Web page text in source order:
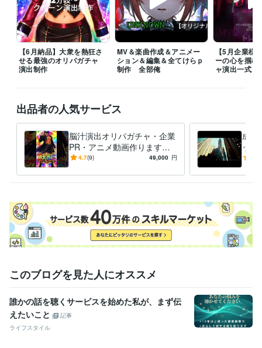
VBA:3年Next.js:1年 Node.js:1年Nuxt.js:2年Linux:5年shell:5年
Docker:3年Ubuntu:4年PostgreSQL:2年Git:5年GitLab:3年GitHub:4年
TypeScript:4年Windows Server:1年MySQL:1年
ビジネス・クリエイティブツール
BASE:4年Shopify:2年Google スプレッドシート:4年
Google ドキュメント:3年
Numbers:1年Pages:1年
CapCut:3年
Live2D:1年Excel:12年Google Analytics:10年Adobe Firefly:2年
STUDIO:2年iZotope RX:2年Melodyne:2年
Blender:1年
得意分野
IT相談・システム開発 GAS×スプシ×WebApp　制作
エージェント
構築GAS,N8N,Dify
企業店舗様向け完全オーダメイドツ
ール設計 専門用語なし　丸投げオーダメイド 業務設計図作成
動画編集・映像制作 オリジナル楽曲制作【納品実績5件】
売れる生
き残る皆に愛されるお店の作り方！ 素材なしでもOK、高純度な企業
PR動画
歌ってみたMIX【直近納品実績7件】 フルアニメーションM
V,PV作成 オリパガチャ、ガチャ演出設計～映像制作
語学力
【6月納品】大衆を熱狂さ
せる最強のオリパガチャ
演出制作
MV＆楽曲作成＆アニメー
ション＆編集＆全てけらｐ
制作 全部俺
【5月企業様
ーの心を掴む
ャ演出一式
出品者の人気サービス
脳汁演出オリパガチャ・企業
PR・アニメ動画作ります
【納品実績多数】企業・店舗
で制作
4.7(9) 49,000 円
成約
ック
【法
制作
このブログを見た人にオススメ
誰かの話を聴くサービスを始めた私が、まず伝
えたいこと
記事
ライフスタイル